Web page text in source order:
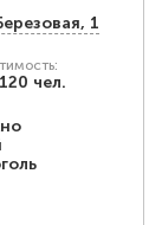
1
чел.